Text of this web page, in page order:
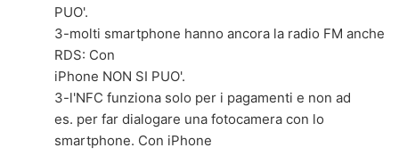
PUO'.
3-molti smartphone hanno ancora la radio FM anche
RDS: Con
iPhone NON SI PUO'.
3-l'NFC funziona solo per i pagamenti e non ad
es. per far dialogare una fotocamera con lo
smartphone. Con iPhone